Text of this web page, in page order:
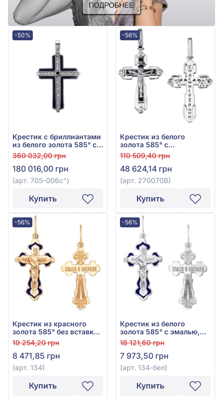
-50%
Крестик с бриллиантами
из белого золота 585° с
синим сапфиром 0,14ct и
бриллиантом 0,59ct, арт.
705-006с
360 032,00 грн
180 016,00 грн
(арт. 705-006с^)
Купить
-56%
Крестик из белого
золота 585° с
куб.окс.циркония, арт.
270070В
110 509,40 грн
48 624,14 грн
(арт. 270070В)
Купить
-56%
Крестик из красного
золота 585° без вставки,
арт. 134
19 254,20 грн
8 471,85 грн
(арт. 134)
Купить
-56%
Крестик из белого
золота 585° с эмалью,
арт. 134-бел
18 121,60 грн
7 973,50 грн
(арт. 134-бел)
Купить